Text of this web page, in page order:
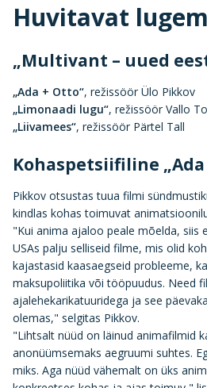
Huvitavat
„Multivant – uued
„Ada + Otto“, režissöör Ülo Pikkov
„Limonaadi lugu“, režissöör Vallo
„Liivamees“, režissöör Pärtel Tall
Kohaspetsiifiline „Ada
Pikkov otsustas tuua filmi
kindlas kohas toimuvat
"Kui anima ajaloo peale mõelda, siis
USAs palju selliseid filme, mis olid
kajastasid kaasaegseid probleeme,
maksupoliitika või tööpuudus. Need
ajalehekarikatuuridega ja see
olemas," selgitas Pikkov.
"Lihtsalt nüüd on läinud animafilmid
anonüümsemaks aegruumi suhtes.
miks. Aga nüüd vähemalt on üks